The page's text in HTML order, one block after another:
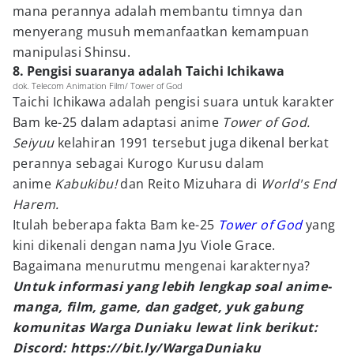
mana perannya adalah membantu timnya dan
menyerang musuh memanfaatkan kemampuan
manipulasi Shinsu.
8. Pengisi suaranya adalah Taichi Ichikawa
dok. Telecom Animation Film/ Tower of God
Taichi Ichikawa adalah pengisi suara untuk karakter
Bam ke-25 dalam adaptasi anime Tower of God.
Seiyuu kelahiran 1991 tersebut juga dikenal berkat
perannya sebagai Kurogo Kurusu dalam
anime Kabukibu!dan Reito Mizuhara di World's End
Harem.
Itulah beberapa fakta Bam ke-25 Tower of God yang
kini dikenali dengan nama Jyu Viole Grace.
Bagaimana menurutmu mengenai karakternya?
Untuk informasi yang lebih lengkap soal anime-
manga, film, game, dan gadget, yuk gabung
komunitas Warga Duniaku lewat link berikut:
Discord: https://bit.ly/WargaDuniaku